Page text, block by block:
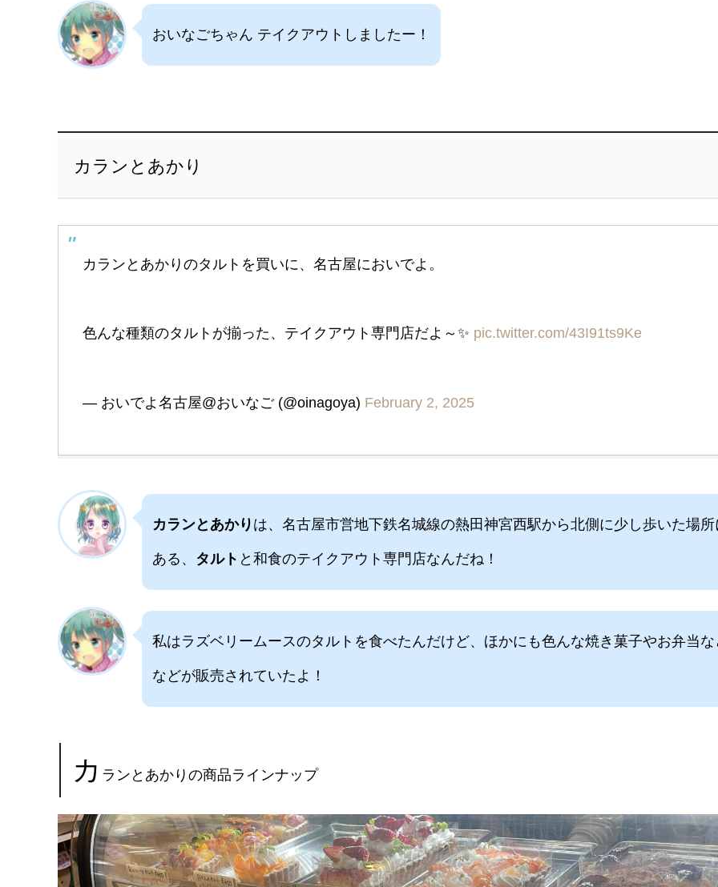
おいなごちゃん テイクアウトしましたー！
カランとあかり
カランとあかりのタルトを買いに、名古屋においでよ。
色んな種類のタルトが揃った、テイクアウト専門店だよ～✨️ pic.twitter.com/43I91ts9Ke
— おいでよ名古屋@おいなご (@oinagoya) February 2, 2025
カランとあかり は、名古屋市営地下鉄名城線の熱田神宮西駅から北側に少し歩いた場所
ある、 タルト と和食のテイクアウト専門店なんだね！
私はラズベリームースのタルトを食べたんだけど、ほかにも色んな焼き菓子やお弁当な
などが販売されていたよ！
カ ランとあかりの商品ラインナップ